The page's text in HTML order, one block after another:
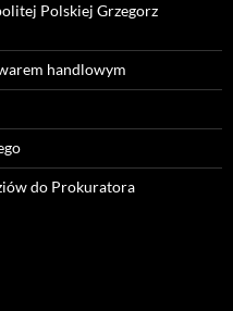
Polskiej Grzegorz
handlowym
do Prokuratora